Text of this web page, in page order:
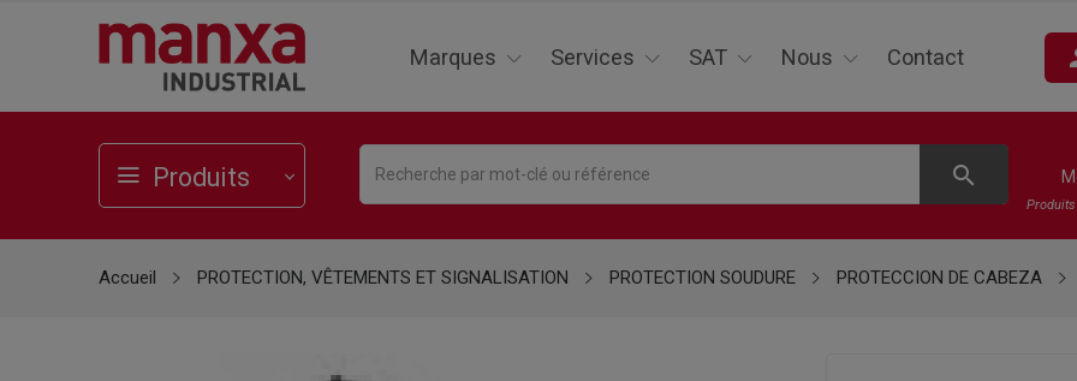
Marques Services SAT Nous Contact
Produits search
Accueil PROTECTION, VÊTEMENTS ET SIGNALISATION PROTECTION SOUDURE PROTECCION DE CABEZA